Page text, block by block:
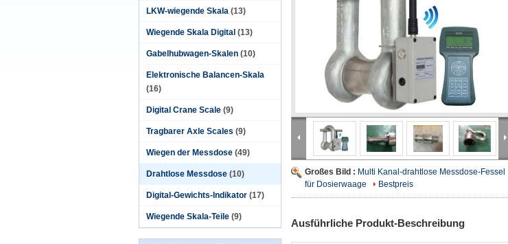
LKW-wiegende Skala (13)
Wiegende Skala Digital (13)
Gabelhubwagen-Skalen (10)
Elektronische Balancen-Skala
(16)
Digital Crane Scale (9)
Tragbarer Axle Scales (9)
Wiegen der Messdose (49)
Drahtlose Messdose (10)
Digital-Gewichts-Indikator (17)
Wiegende Skala-Teile (9)
Großes Bild : Multi Kanal-drahtlose Messdose-Fessel
für Dosierwaage
Bestpreis
Ausführliche Produkt-Beschreibung